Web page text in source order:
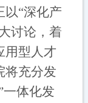
以“深化产
讨论，着
用型人才
将充分发
一体化发